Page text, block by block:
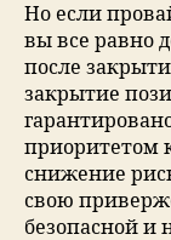
Но если
вы все равно
после
закрытие
приоритетом
снижение
свою
безопасной и